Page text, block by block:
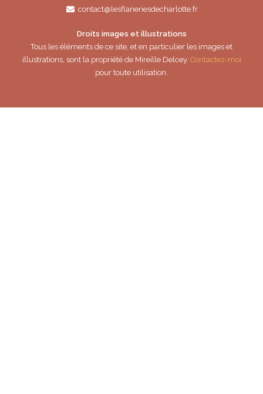
contact@lesflaneriesdecharlotte.fr
Droits images et illustrations
Tous les éléments de ce site, et en particulier les images et
illustrations, sont la propriété de Mireille Delcey. Contactez-moi
pour toute utilisation.